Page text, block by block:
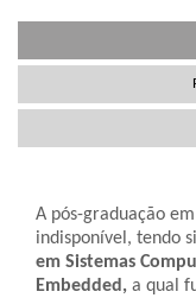
A pós-graduação
indisponível, tendo
em Sistemas
Embedded, a qual